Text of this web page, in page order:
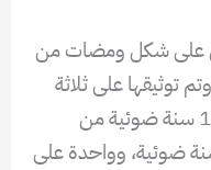
على شكل ومضات من
توثيقها على ثلاثة
أقزام بيضاء، واحدة على بعد 1680 سنة ضوئية من
وواحدة على بعد 3720 سنة ضوئية، وواحدة على